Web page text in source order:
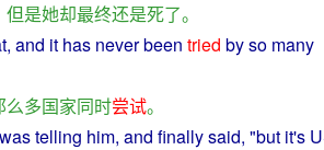
但是她却最终还是死了。
, and it has neverbeen tried byso many
么多国家同时尝试。
wastelling him, and finallysaid, "but it's